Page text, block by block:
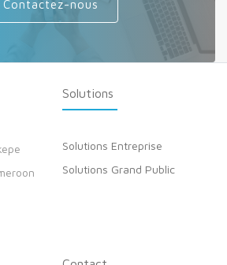
Contactez-nous
Solutions
Solutions Entreprise
Solutions Grand Public